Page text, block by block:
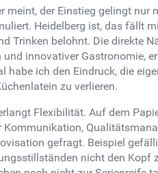
meint, der Einstieg gelingt
Heidelberg ist, das fällt
Trinken belohnt. Die direkte
innovativer Gastronomie,
ich den Eindruck, die
zu verlieren.
Flexibilität. Auf dem
gefragt. Beispiel
nicht den Kopf